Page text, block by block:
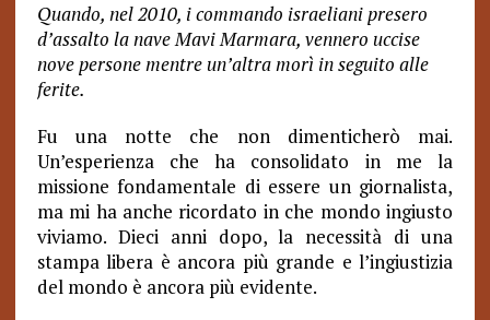
Quando, nel 2010, i commando israeliani presero
d’assalto la nave Mavi Marmara, vennero uccise
nove persone mentre un’altra morì in seguito alle
ferite.
Fu una notte che non dimenticherò mai.
Un’esperienza che ha consolidato in me la
missione fondamentale di essere un giornalista,
ma mi ha anche ricordato in che mondo ingiusto
viviamo. Dieci anni dopo, la necessità di una
stampa libera è ancora più grande e l’ingiustizia
del mondo è ancora più evidente.